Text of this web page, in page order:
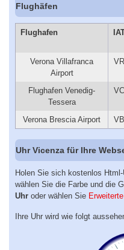
Flughäfen
Flughafen
Verona Villafranca
Airport
Flughafen Venedig-
Tessera
Verona Brescia Airport
Uhr Vicenza für Ihre
Holen Sie sich kostenlos
wählen Sie die Farbe und die
Uhr oder wählen Sie
Ihre Uhr wird wie folgt